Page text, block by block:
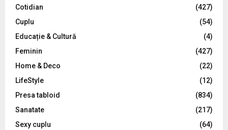
:
C
Cotidian
(427)
Cuplu
(54)
Educație & Cultură
(4)
Feminin
(427)
Home & Deco
(22)
LifeStyle
(12)
Presa tabloid
(834)
Sanatate
(217)
Sexy cuplu
(64)